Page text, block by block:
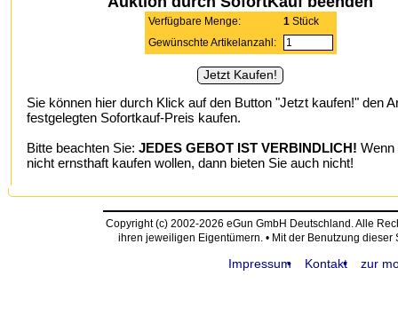
Verfügbare Menge: 1Stück
Gewünschte Artikelanzahl:
Sie können hier durch Klick auf den Button "Jetzt kaufen!" den
festgelegten Sofortkauf-Preis kaufen.
Bitte beachten Sie: JEDES GEBOT IST VERBINDLICH! Wenn
nicht ernsthaft kaufen wollen, dann bieten Sie auch nicht!
Copyright (c) 2002-2026 eGun GmbH Deutschland. Alle
ihren jeweiligen Eigentümern. • Mit der Benutzung
Impressum Kontakt zur